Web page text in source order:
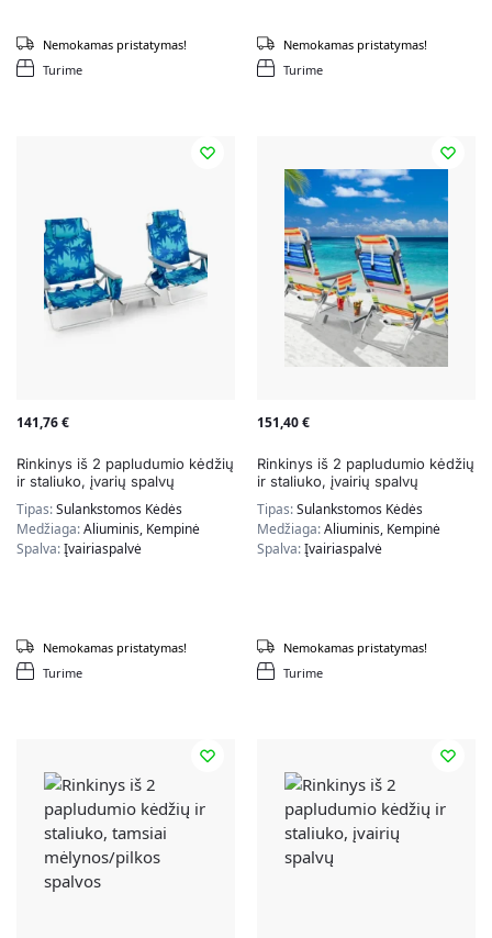
Turime
Nemokamas pristatymas!
Turime
Nemokamas pristatymas!
141,76€
Rinkinys iš 2 papludumio kėdžių
ir staliuko, įvarių spalvų
Tipas:Sulankstomos Kėdės
Medžiaga:Aliuminis, Kempinė
Spalva:Įvairiaspalvė
Turime
Nemokamas pristatymas!
151,40€
Rinkinys iš 2 papludumio kėdžių
ir staliuko, įvairių spalvų
Tipas:Sulankstomos Kėdės
Medžiaga:Aliuminis, Kempinė
Spalva:Įvairiaspalvė
Turime
Nemokamas pristatymas!